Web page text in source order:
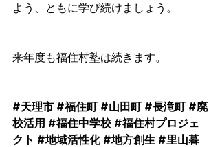
よう、ともに学び続けましょう。
来年度も福住村塾は続きます。
#天理市 #福住町 #山田町 #長滝町 #廃
校活用 #福住中学校 #福住村プロジェ
クト #地域活性化 #地方創生 #里山暮